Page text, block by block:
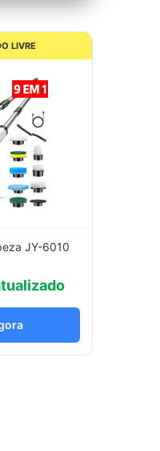
LIVRE
JY-6010